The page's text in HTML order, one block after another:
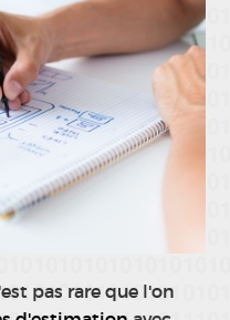
pas rare que l'on